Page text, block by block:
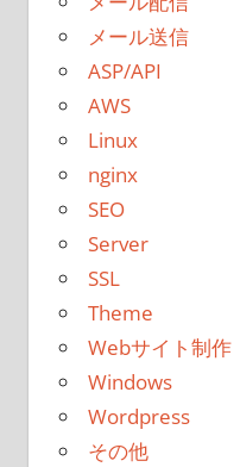
メール送信
ASP/API
AWS
Linux
nginx
SEO
Server
SSL
Theme
Webサイト制作
Windows
Wordpress
その他